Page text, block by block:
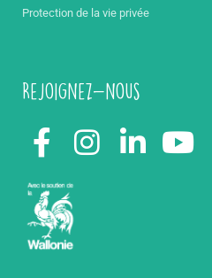
Protection de la vie privée
Rejoignez-nous